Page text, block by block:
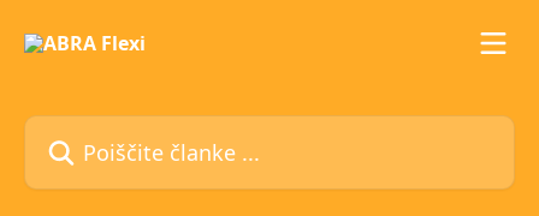
Poiščite članke ...